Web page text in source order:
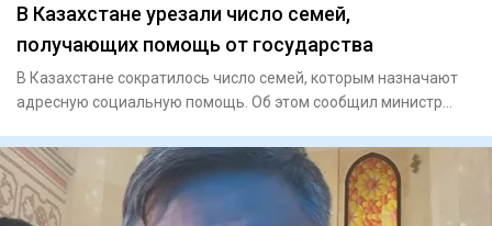
В Казахстане урезали число семей,
получающих помощь от государства
В Казахстане сократилось число семей, которым назначают
адресную социальную помощь. Об этом сообщил министр